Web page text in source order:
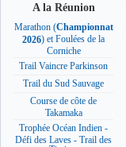
A la Réunion
Marathon (Championnat
2026) et Foulées de la
Corniche
Trail Vaincre Parkinson
Trail du Sud Sauvage
Course de côte de
Takamaka
Trophée Océan Indien -
Défi des Laves - Trail des